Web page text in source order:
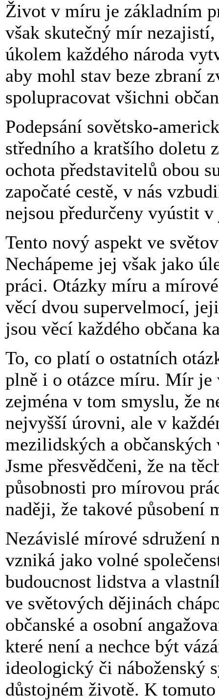
Život v míru je základním
však skutečný mír
úkolem každého národa
aby mohl stav beze zbraní
spolupracovat všichni
Podepsání sovětsko-
středního a kratšího doletu
ochota představitelů obou
započaté cestě, v nás
nejsou předurčeny vyústit
Tento nový aspekt ve
Nechápeme jej však jako
práci. Otázky míru a
věcí dvou supervelmocí,
jsou věcí každého občana
To, co platí o ostatních
plně i o otázce míru. Mír je
zejména v tom smyslu, že
nejvyšší úrovni, ale v
mezilidských a občanských
Jsme přesvědčeni, že na
působnosti pro mírovou
naději, že takové působení
Nezávislé mírové sdružení
vzniká jako volné
budoucnost lidstva a
ve světových dějinách
občanské a osobní
které není a nechce být
ideologický či náboženský
důstojném životě. K